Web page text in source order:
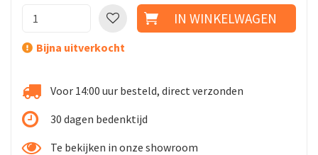
Bijna uitverkocht
Voor 14:00 uur besteld, direct verzonden
30 dagen bedenktijd
Te bekijken in onze showroom